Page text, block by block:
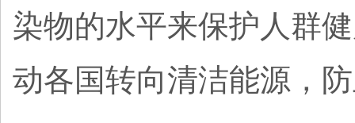
染物的水平来保护人群
动各国转向清洁能源，